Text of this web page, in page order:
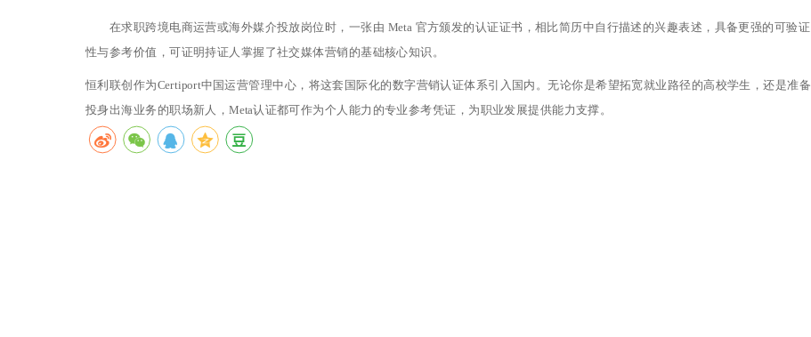
在求职跨境电商运营或海外媒介投放岗位时，一张由 Meta 官方颁发的认证证书，相比简历中自行描述的兴趣表述，具备更强的可验证
性与参考价值，可证明持证人掌握了社交媒体营销的基础核心知识。
恒利联创作为Certiport中国运营管理中心，将这套国际化的数字营销认证体系引入国内。无论你是希望拓宽就业路径的高校学生，还是准备
投身出海业务的职场新人，Meta认证都可作为个人能力的专业参考凭证，为职业发展提供能力支撑。